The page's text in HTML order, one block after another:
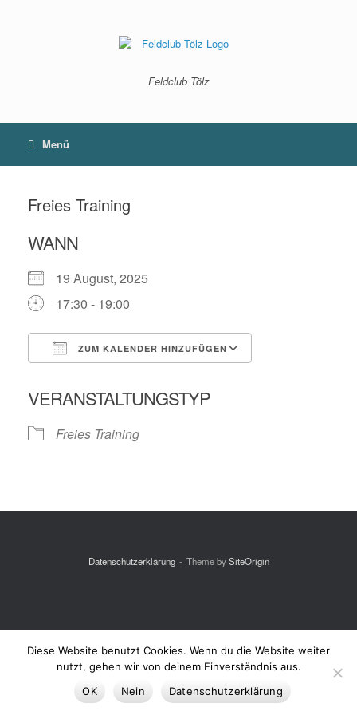
Feldclub Tölz
Menü
Freies Training
WANN
19 August, 2025
17:30 - 19:00
ZUM KALENDER HINZUFÜGEN
VERANSTALTUNGSTYP
Freies Training
Datenschutzerklärung Theme bySiteOrigin
Diese Website benutzt Cookies. Wenn du die Website weiter
nutzt, gehen wir von deinem Einverständnis aus.
OK
Nein Datenschutzerklärung